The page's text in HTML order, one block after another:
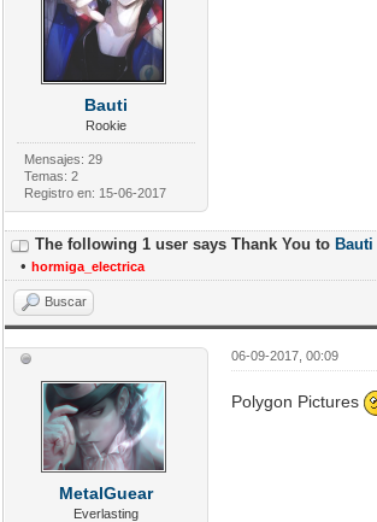
Bauti
Rookie
Mensajes: 29
Temas: 2
Registro en: 15-06-2017
The following 1 user says Thank You to Bauti
• hormiga_electrica
Buscar
MetalGuear
Everlasting
06-09-2017, 00:09
Polygon Pictures